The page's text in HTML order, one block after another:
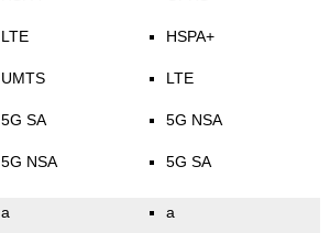
LTE
UMTS
5G SA
5G NSA
HSPA+
LTE
5G NSA
5G SA
a a